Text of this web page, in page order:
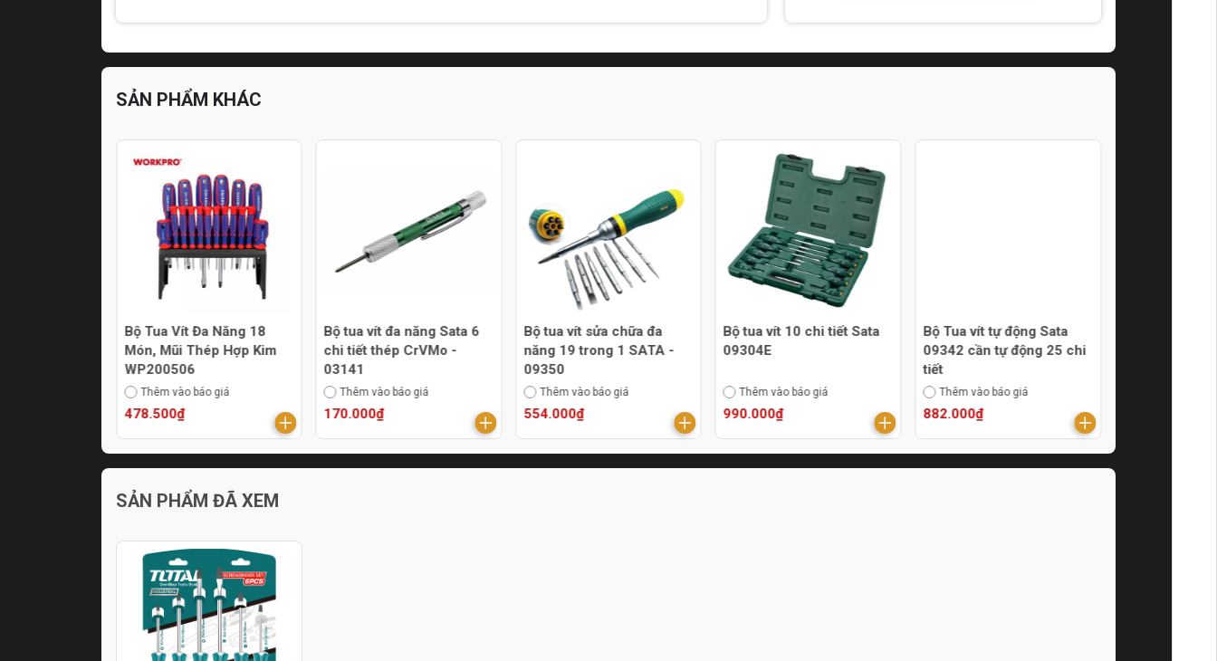
SẢN PHẨM KHÁC
Bộ Tua Vít Đa Năng 18
Món, Mũi Thép Hợp Kim
WP200506
Thêm vào báo giá
478.500₫
Bộ tua vít đa năng Sata 6
chi tiết thép CrVMo -
03141
Thêm vào báo giá
170.000₫
Bộ tua vít sửa chữa đa
năng 19 trong 1 SATA -
09350
Thêm vào báo giá
554.000₫
Bộ tua vít 10 chi tiết Sata
09304E
Thêm vào báo giá
990.000₫
Bộ Tua vít tự động Sata
09342 cần tự động 25 chi
tiết
Thêm vào báo giá
882.000₫
SẢN PHẨM ĐÃ XEM